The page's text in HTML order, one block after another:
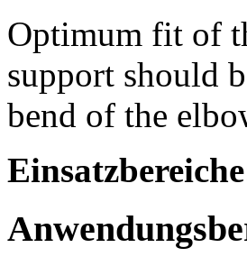
Optimum fit of
support should
bend of the